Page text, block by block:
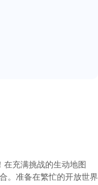
充满挑战的生动地图
。准备在繁忙的开放世界